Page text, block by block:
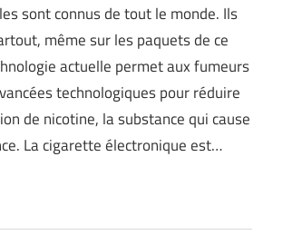
sont connus de tout le monde. Ils
même sur les paquets de ce
actuelle permet aux fumeurs
technologiques pour réduire
de nicotine, la substance qui cause
La cigarette électronique est…